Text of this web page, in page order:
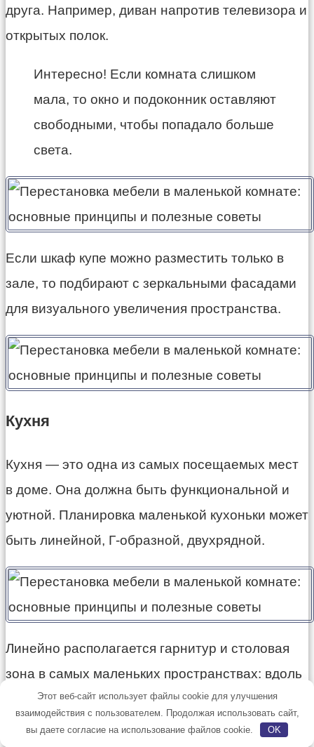
друга. Например, диван напротив телевизора и
открытых полок.
Интересно! Если комната слишком
мала, то окно и подоконник оставляют
свободными, чтобы попадало больше
света.
Если шкаф купе можно разместить только в
зале, то подбирают с зеркальными фасадами
для визуального увеличения пространства.
Кухня
Кухня — это одна из самых посещаемых мест
в доме. Она должна быть функциональной и
уютной. Планировка маленькой кухоньки может
быть линейной, Г-образной, двухрядной.
Линейно располагается гарнитур и столовая
зона в самых маленьких пространствах: вдоль
одной стены устанавливается кухонный
гарнитур со столом-трансформером в конце в
Этот веб-сайт использует файлы cookie для улучшения
взаимодействия с пользователем. Продолжая использовать сайт,
вы даете согласие на использование файлов cookie.
OK